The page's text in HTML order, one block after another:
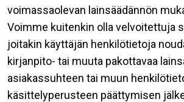
voimassaolevan lainsäädännön
Voimme kuitenkin olla velvoitettuja
joitakin käyttäjän henkilötietoja
kirjanpito- tai muuta pakottavaa
asiakassuhteen tai muun
käsittelyperusteen päättymisen